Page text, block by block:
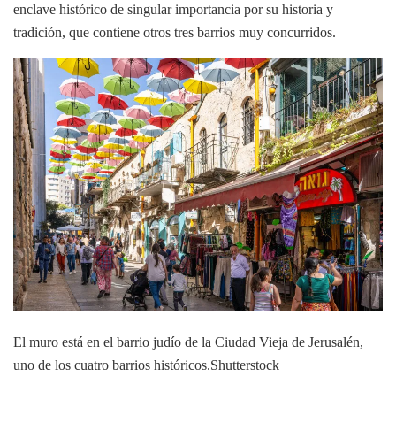
enclave histórico de singular importancia por su historia y
tradición, que contiene otros tres barrios muy concurridos.
El muro está en el barrio judío de la Ciudad Vieja de Jerusalén,
uno de los cuatro barrios históricos.Shutterstock